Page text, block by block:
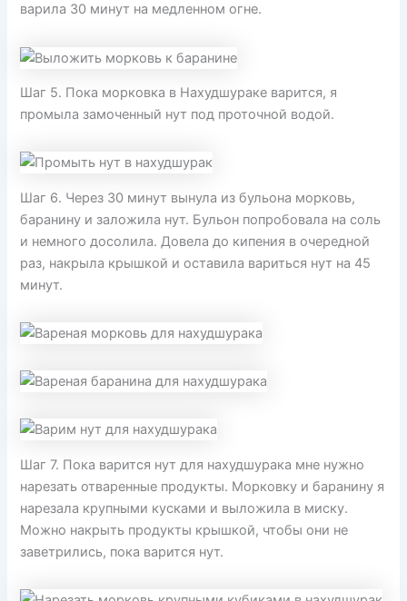
варила 30 минут на медленном огне.
Шаг 5. Пока морковка в Нахудшураке варится, я
промыла замоченный нут под проточной водой.
Шаг 6. Через 30 минут вынула из бульона морковь,
баранину и заложила нут. Бульон попробовала на соль
и немного досолила. Довела до кипения в очередной
раз, накрыла крышкой и оставила вариться нут на 45
минут.
Шаг 7. Пока варится нут для нахудшурака мне нужно
нарезать отваренные продукты. Морковку и баранину я
нарезала крупными кусками и выложила в миску.
Можно накрыть продукты крышкой, чтобы они не
заветрились, пока варится нут.